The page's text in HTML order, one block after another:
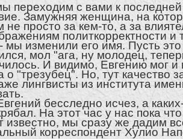
переходим с вами к последней
Замужняя женщина, на
не просто за кем-то, а за
политкорректности и
изменили его имя. Пусть
мол "ага, ну молодец,
И видимо, Евгению мог и
о "трезубец". Но, тут качество
лингвисты из института
бесследно исчез, а
На этот час у нас пока
известно, мы сразу же дадим
корреспондент Хулио